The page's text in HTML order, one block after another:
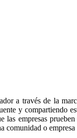
a través de la
y compartiendo
empresas
o